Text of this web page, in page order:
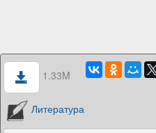
1.33M
Литература